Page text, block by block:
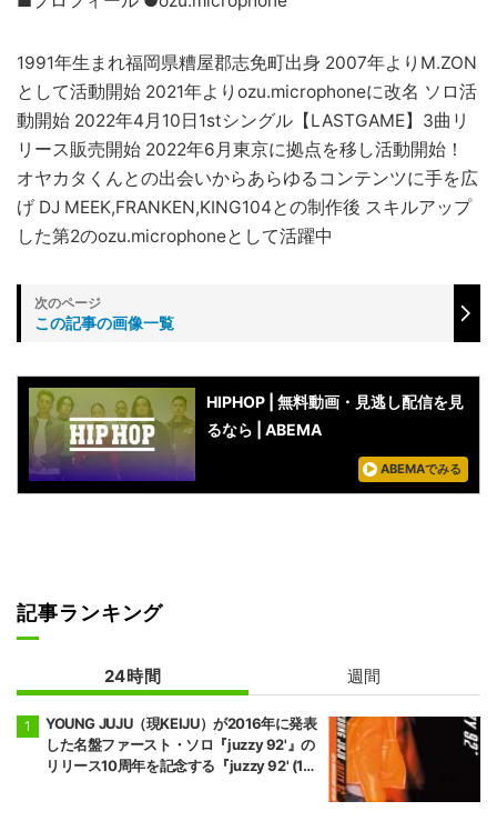
1991年生まれ福岡県糟屋郡志免町出身 2007年よりM.ZON
として活動開始 2021年よりozu.microphoneに改名 ソロ活
動開始 2022年4月10日1stシングル【LASTGAME】3曲リ
リース販売開始 2022年6月東京に拠点を移し活動開始！
オヤカタくんとの出会いからあらゆるコンテンツに手を広
げ DJ MEEK,FRANKEN,KING104との制作後 スキルアップ
した第2のozu.microphoneとして活躍中
この記事の画像一覧
HIPHOP | 無料動画・見逃し配信を見
るなら | ABEMA
ABEMAでみる
記事ランキング
24時間 週間
YOUNG JUJU（現KEIJU）が2016年に発表
した名盤ファースト・ソロ『juzzy 92'』の
リリース10周年を記念する『juzzy 92' (10t